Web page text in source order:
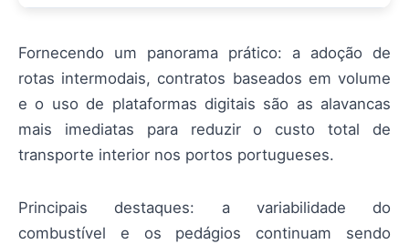
Fornecendo um panorama prático: a adoção de
rotas intermodais, contratos baseados em volume
e o uso de plataformas digitais são as alavancas
mais imediatas para reduzir o custo total de
transporte interior nos portos portugueses.
Principais destaques: a variabilidade do
combustível e os pedágios continuam sendo